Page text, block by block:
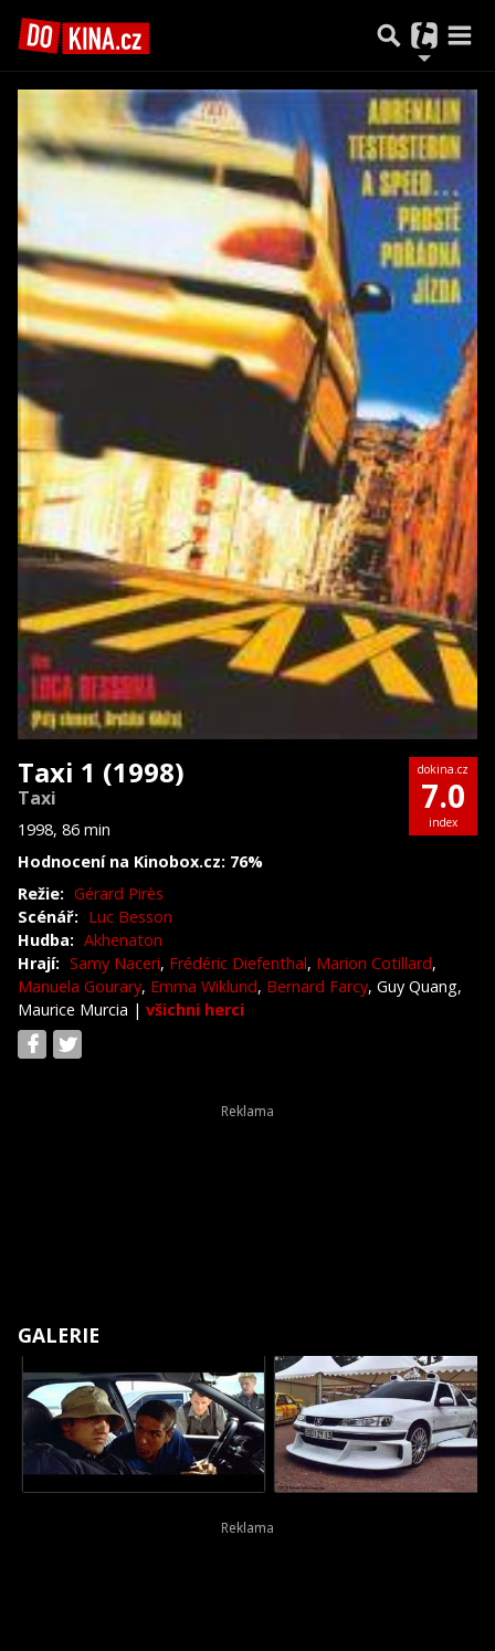
Taxi 1 (1998)
Taxi
1998, 86 min
Hodnocení na Kinobox.cz: 76%
dokina.cz
7.0
index
Režie: Gérard Pirès
Scénář: Luc Besson
Hudba: Akhenaton
Hrají: Samy Naceri, Frédéric Diefenthal, Marion Cotillard,
Manuela Gourary, Emma Wiklund, Bernard Farcy, Guy Quang,
Maurice Murcia | všichni herci
GALERIE